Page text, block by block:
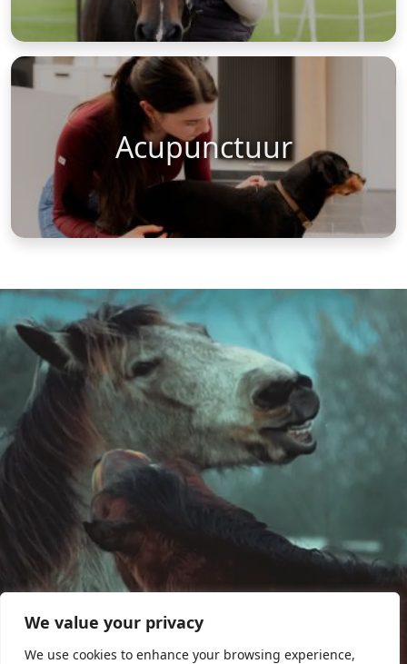
We value your privacy
We use cookies to enhance your browsing experience,
Acupunctuur